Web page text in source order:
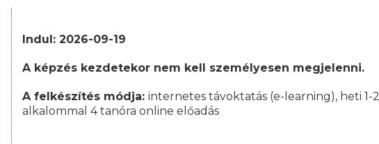
Indul: 2026-09-19
A képzés kezdetekor nem kell személyesen megjelenni.
A felkészítés módja: internetes távoktatás (e-learning), heti 1-2
alkalommal 4 tanóra online előadás